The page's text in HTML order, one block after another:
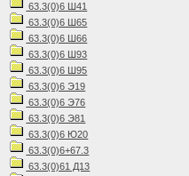
63.3(0)6 Ш41
63.3(0)6 Ш65
63.3(0)6 Ш66
63.3(0)6 Ш93
63.3(0)6 Ш95
63.3(0)6 Э19
63.3(0)6 Э76
63.3(0)6 Э81
63.3(0)6 Ю20
63.3(0)6+67.3
63.3(0)61 Д13